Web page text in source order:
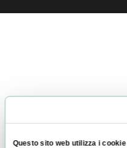
Questo sito web utilizza i cookie